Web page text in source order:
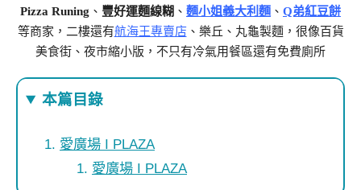
Pizza Runing 、 豐好運麵線糊 、 麵小姐義大利麵 、 Q弟紅豆餅
等商家，二樓還有航海王專賣店、樂丘、丸龜製麵 ，很像百貨
美食街、夜市縮小版，不只有冷氣用餐區還有免費廁所
本篇目錄
愛廣場 I PLAZA
愛廣場 I PLAZA